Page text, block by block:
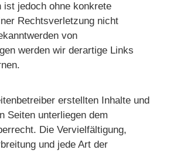
ist jedoch ohne konkrete
Rechtsverletzung nicht
von
werden wir derartige Links
erstellten Inhalte und
Seiten unterliegen dem
Die Vervielfältigung,
und jede Art der